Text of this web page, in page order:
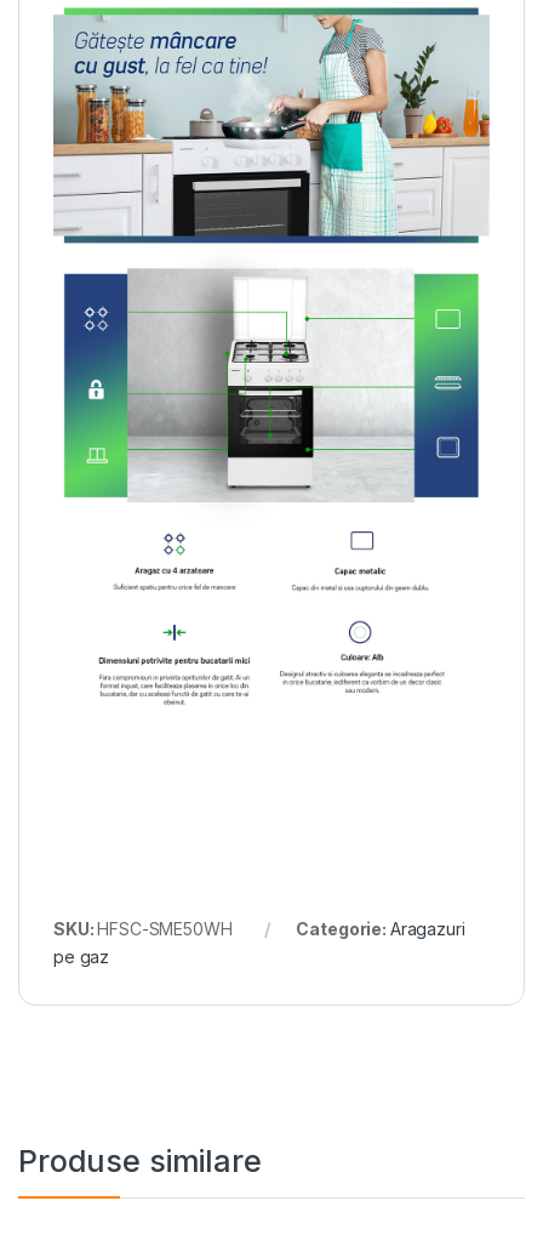
SKU:HFSC-SME50WH Categorie: Aragazuri
pe gaz
Produse similare